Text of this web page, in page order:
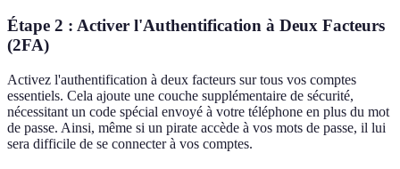
Étape 2 : Activer l'Authentification à Deux Facteurs
(2FA)
Activez l'authentification à deux facteurs sur tous vos comptes
essentiels. Cela ajoute une couche supplémentaire de sécurité,
nécessitant un code spécial envoyé à votre téléphone en plus du mot
de passe. Ainsi, même si un pirate accède à vos mots de passe, il lui
sera difficile de se connecter à vos comptes.